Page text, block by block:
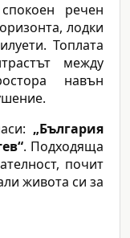
речен
лодки
Топлата
между
навън
„България
. Подходяща
почит
живота си за